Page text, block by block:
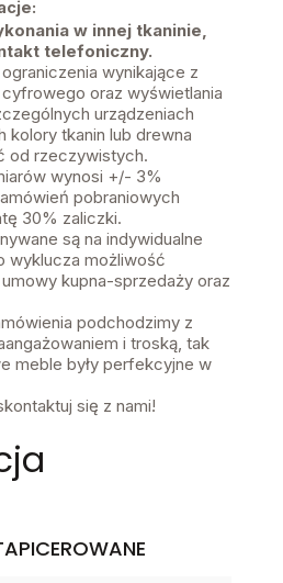
w innej tkaninie,
telefoniczny.
wynikające z
oraz wyświetlania
urządzeniach
kolory tkanin lub drewna
od rzeczywistych.
wynosi +/- 3%
pobraniowych
30% zaliczki.
są na indywidualne
wyklucza możliwość
kupna-sprzedaży oraz
podchodzimy z
i troską, tak
meble były perfekcyjne w
się z nami!